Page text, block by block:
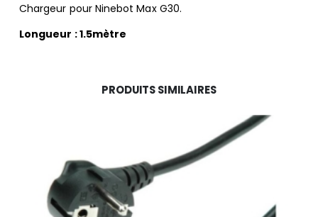
Chargeur pour Ninebot Max G30.
Longueur : 1.5mètre
PRODUITS SIMILAIRES